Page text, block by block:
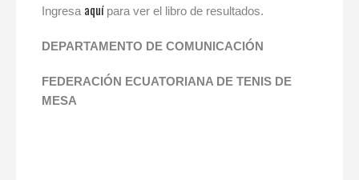
Ingresa aquípara ver el libro de resultados.
DEPARTAMENTO DE COMUNICACIÓN
FEDERACIÓN ECUATORIANA DE TENIS DE
MESA